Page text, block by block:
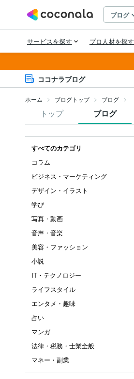
ココナラブログ
ホーム ブログトップ ブログ
トップ ブログ
すべてのカテゴリ
コラム
ビジネス・マーケティング
デザイン・イラスト
学び
写真・動画
音声・音楽
美容・ファッション
小説
IT・テクノロジー
ライフスタイル
エンタメ・趣味
占い
マンガ
法律・税務・士業全般
マネー・副業